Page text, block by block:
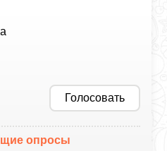
Голосовать
опросы